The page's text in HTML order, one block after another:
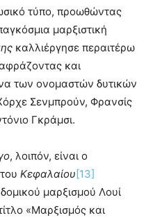
τύπο, προωθώντας
μαρξιστική
καλλιέργησε περαιτέρω
και
των ονομαστών δυτικών
Σενμπρούν, Φρανσίς
Γκράμσι.
, λοιπόν, είναι ο
Κεφαλαίου[13]
μαρξισμού Λουί
«Μαρξισμός και